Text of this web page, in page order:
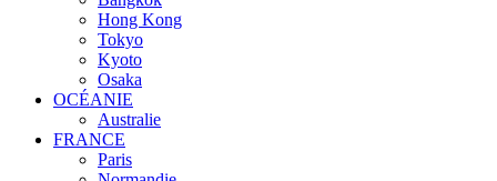
Hong Kong
Tokyo
Kyoto
Osaka
OCÉANIE
Australie
FRANCE
Paris